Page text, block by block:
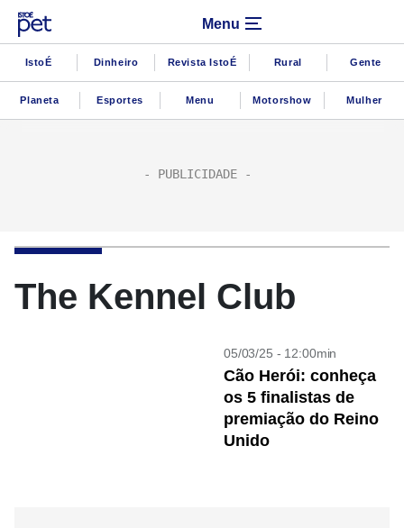
Menu
IstoÉ Dinheiro Revista IstoÉ Rural Gente
Planeta Esportes Menu Motorshow Mulher
The Kennel Club
05/03/25 - 12:00min
Cão Herói: conheça
os 5 finalistas de
premiação do Reino
Unido